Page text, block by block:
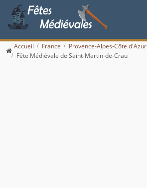
Accueil France Provence-Alpes-Côte d'Azur
Fête Médiévale de Saint-Martin-de-Crau